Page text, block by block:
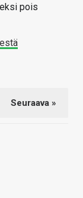
pois
Seuraava »